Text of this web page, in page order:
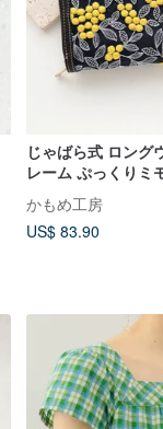
じゃばら式 ロング
レーム ぷっくりミ
刺繍 長財布 ミモザ
かもめ工房
US$ 83.90